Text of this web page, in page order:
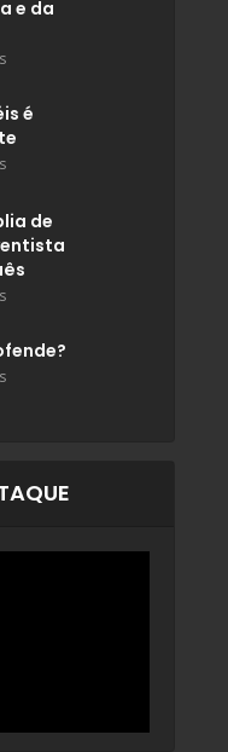
e da
é
de